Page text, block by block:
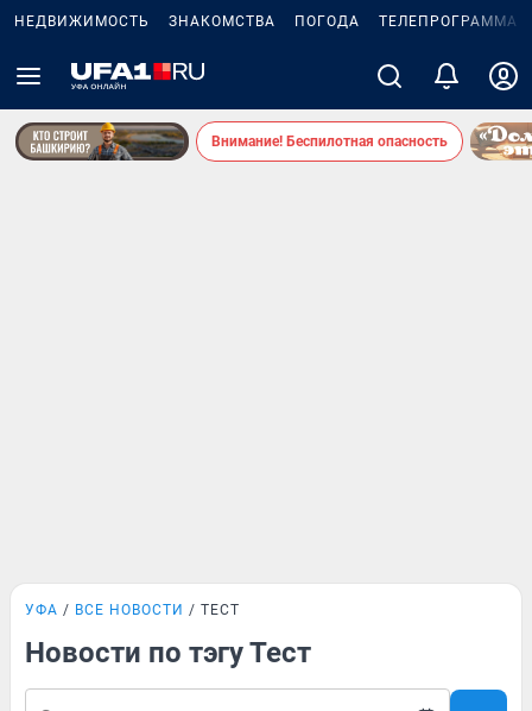
НЕДВИЖИМОСТЬ ЗНАКОМСТВА ПОГОДА ТЕЛЕПРОГРАММА
Внимание! Беспилотная опасность
УФА ВСЕ НОВОСТИ ТЕСТ
Новости по тэгу Тест